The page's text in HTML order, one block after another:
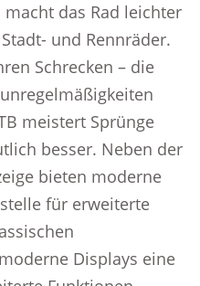
das Rad leichter
und Rennräder.
Schrecken – die
meistert Sprünge
besser. Neben der
bieten moderne
für erweiterte
Displays eine